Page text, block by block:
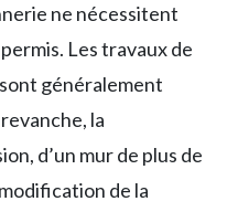
ne nécessitent
Les travaux de
généralement
la
d’un mur de plus de
de la